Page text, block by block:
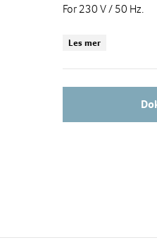
For 230 V / 50 Hz.
Les mer